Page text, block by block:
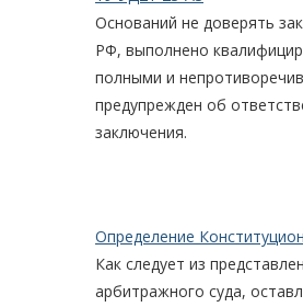
Оснований не доверять
РФ, выполнено
полными и
предупрежден об
заключения.
Определение
Как следует из
арбитражного суда,